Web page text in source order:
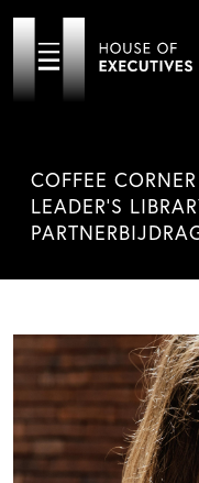
COFFEE CORNER
LEADER'S